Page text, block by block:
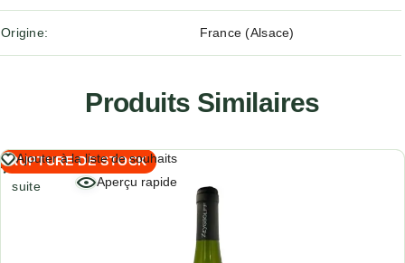
Origine France (Alsace)
Produits Similaires
RUPTURE DE STOCK
Ajouter à la liste de souhaits
Aperçu rapide
Lire
la
suite